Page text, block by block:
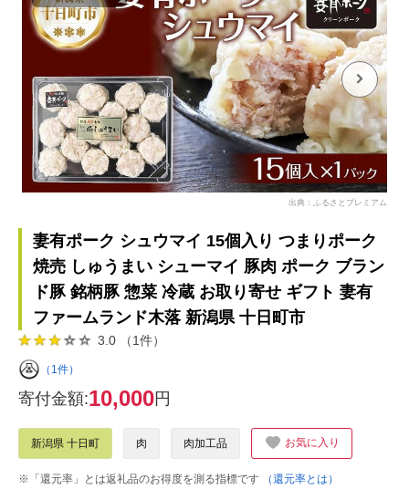
出典：ふるさとプレミアム
妻有ポーク シュウマイ 15個入り つまりポーク
焼売 しゅうまい シューマイ 豚肉 ポーク ブラン
ド豚 銘柄豚 惣菜 冷蔵 お取り寄せ ギフト 妻有
ファームランド木落 新潟県 十日町市
3.0 （1件）
（1件）
寄付金額:10,000円
新潟県 十日町 肉 肉加工品 お気に入り
※「還元率」とは返礼品のお得度を測る指標です
（還元率とは）